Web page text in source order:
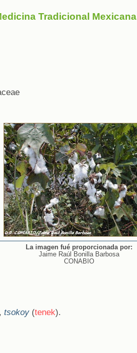
Tradicional Mexicana
La imagen fué proporcionada por:
Jaime Raúl Bonilla Barbosa
CONABIO
, tsokoy (tenek).